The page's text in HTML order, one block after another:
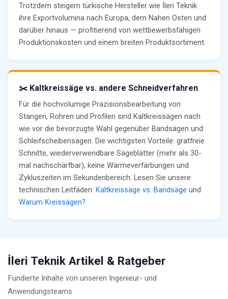
Trotzdem steigern türkische Hersteller wie İleri Teknik
ihre Exportvolumina nach Europa, dem Nahen Osten und
darüber hinaus — profitierend von wettbewerbsfähigen
Produktionskosten und einem breiten Produktsortiment.
✂️ Kaltkreissäge vs. andere Schneidverfahren
Für die hochvolumige Präzisionsbearbeitung von
Stangen, Rohren und Profilen sind Kaltkreissägen nach
wie vor die bevorzugte Wahl gegenüber Bandsägen und
Schleifscheibensägen. Die wichtigsten Vorteile: gratfreie
Schnitte, wiederverwendbare Sägeblätter (mehr als 30-
mal nachschärfbar), keine Wärmeverfärbungen und
Zykluszeiten im Sekundenbereich. Lesen Sie unsere
technischen Leitfäden: Kaltkreissäge vs. Bandsäge und
Warum Kreissägen?
İleri Teknik Artikel & Ratgeber
Fundierte Inhalte von unseren Ingenieur- und
Anwendungsteams